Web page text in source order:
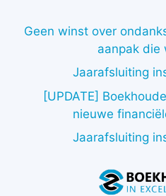
Geen winst over
aanpak die
Jaarafsluiting
[UPDATE]
nieuwe
Jaarafsluiting